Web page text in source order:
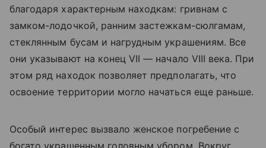
благодаря характерным находкам: гривнам с
замком-лодочкой, ранним застежкам-сюлгамам,
стеклянным бусам и нагрудным украшениям. Все
они указывают на конец VII — начало VIII века. При
этом ряд находок позволяет предполагать, что
освоение территории могло начаться еще раньше.
Особый интерес вызвало женское погребение с